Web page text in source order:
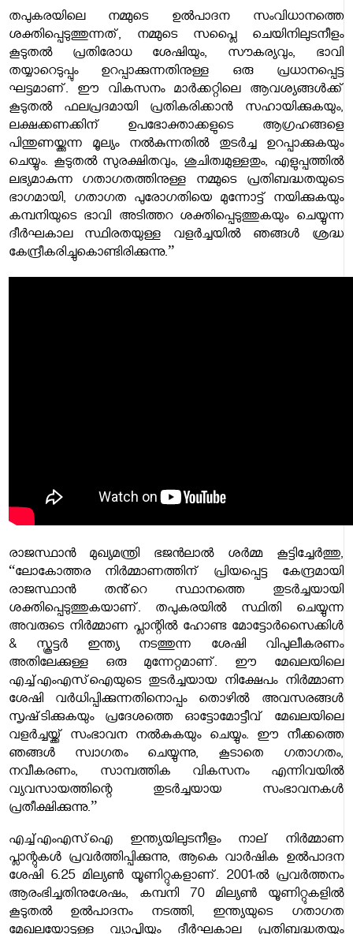
തപുകരയിലെ നമ്മുടെ ഉൽപാദന സംവിധാനത്തെ
ശക്തിപ്പെടുത്തുന്നത്, നമ്മുടെ സപ്ലൈ ചെയിനിലുടനീളം
കൂടുതൽ പ്രതിരോധ ശേഷിയും, സൗകര്യവും, ഭാവി
തയ്യാറെടുപ്പും ഉറപ്പാക്കുന്നതിനുള്ള ഒരു പ്രധാനപ്പെട്ട
ഘട്ടമാണ്. ഈ വികസനം മാർക്കറ്റിലെ ആവശ്യങ്ങൾക്ക്
കൂടുതൽ ഫലപ്രദമായി പ്രതികരിക്കാൻ സഹായിക്കുകയും,
ലക്ഷക്കണക്കിന് ഉപഭോക്താക്കളുടെ ആഗ്രഹങ്ങളെ
പിന്തുണയ്ക്കുന്ന മൂല്യം നൽകുന്നതിൽ തുടർച്ച ഉറപ്പാക്കുകയും
ചെയ്യും. കൂടുതൽ സുരക്ഷിതവും, ശുചിത്വമുള്ളതും, എളുപ്പത്തിൽ
ലഭ്യമാകുന്ന ഗതാഗതത്തിനുള്ള നമ്മുടെ പ്രതിബദ്ധതയുടെ
ഭാഗമായി, ഗതാഗത പുരോഗതിയെ മുന്നോട്ട് നയിക്കുകയും
കമ്പനിയുടെ ഭാവി അടിത്തറ ശക്തിപ്പെടുത്തുകയും ചെയ്യുന്ന
ദീർഘകാല സ്ഥിരതയുള്ള വളർച്ചയിൽ ഞങ്ങൾ ശ്രദ്ധ
കേന്ദ്രീകരിച്ചുകൊണ്ടിരിക്കുന്നു.”
രാജസ്ഥാൻ മുഖ്യമന്ത്രി ഭജൻലാൽ ശർമ്മ കൂട്ടിച്ചേർത്തു,
“ലോകോത്തര നിർമ്മാണത്തിന് പ്രിയപ്പെട്ട കേന്ദ്രമായി
രാജസ്ഥാൻ തൻ്റെ സ്ഥാനത്തെ തുടർച്ചയായി
ശക്തിപ്പെടുത്തുകയാണ്. തപുകരയിൽ സ്ഥിതി ചെയ്യുന്ന
അവരുടെ നിർമ്മാണ പ്ലാന്റിൽ ഹോണ്ട മോട്ടോർസൈക്കിൾ
& സ്കൂട്ടർ ഇന്ത്യ നടത്തുന്ന ശേഷി വിപുലീകരണം
അതിലേക്കുള്ള ഒരു മുന്നേറ്റമാണ്. ഈ മേഖലയിലെ
എച്ച്എംഎസ്‌ഐയുടെ തുടർച്ചയായ നിക്ഷേപം നിർമ്മാണ
ശേഷി വർധിപ്പിക്കുന്നതിനൊപ്പം തൊഴിൽ അവസരങ്ങൾ
സൃഷ്‌ടിക്കുകയും പ്രദേശത്തെ ഓട്ടോമോട്ടീവ് മേഖലയിലെ
വളർച്ചയ്ക്ക് സംഭാവന നൽകുകയും ചെയ്യും. ഈ നീക്കത്തെ
ഞങ്ങൾ സ്വാഗതം ചെയ്യുന്നു, കൂടാതെ ഗതാഗതം,
നവീകരണം, സാമ്പത്തിക വികസനം എന്നിവയിൽ
വ്യവസായത്തിന്റെ തുടർച്ചയായ സംഭാവനകൾ
പ്രതീക്ഷിക്കുന്നു.”
എച്ച്എംഎസ്‌ഐ ഇന്ത്യയിലുടനീളം നാല് നിർമ്മാണ
പ്ലാന്റുകൾ പ്രവർത്തിപ്പിക്കുന്നു, ആകെ വാർഷിക ഉൽപാദന
ശേഷി 6.25 മില്യൺ യൂണിറ്റുകളാണ്. 2001-ൽ പ്രവർത്തനം
ആരംഭിച്ചതിനുശേഷം, കമ്പനി 70 മില്യൺ യൂണിറ്റുകളിൽ
കൂടുതൽ ഉൽപാദനം നടത്തി, ഇന്ത്യയുടെ ഗതാഗത